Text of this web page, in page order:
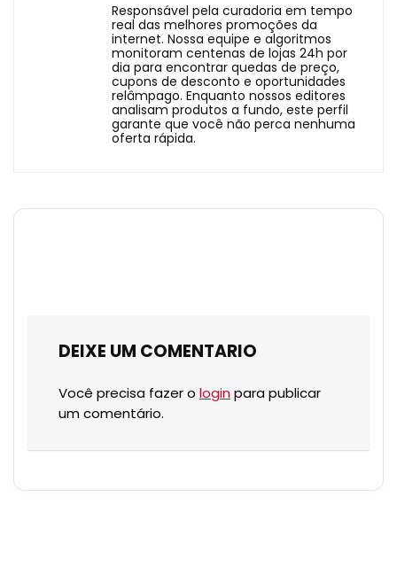
Responsável pela curadoria em tempo
real das melhores promoções da
internet. Nossa equipe e algoritmos
monitoram centenas de lojas 24h por
dia para encontrar quedas de preço,
cupons de desconto e oportunidades
relâmpago. Enquanto nossos editores
analisam produtos a fundo, este perfil
garante que você não perca nenhuma
oferta rápida.
DEIXE UM COMENTARIO
Você precisa fazer o login para publicar
um comentário.